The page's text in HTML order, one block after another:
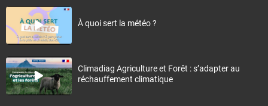
À quoi sert la météo ?
Climadiag Agriculture et Forêt : s’adapter au
réchauffement climatique